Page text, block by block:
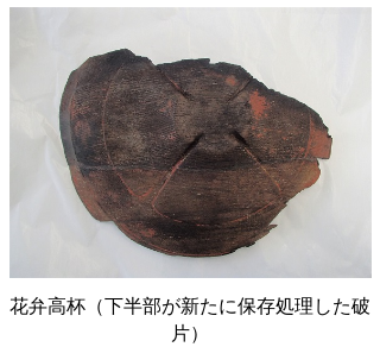
花弁高杯（下半部が新たに保存処理した破
片）